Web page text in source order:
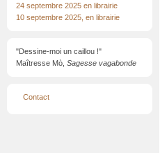
24 septembre 2025 en librairie
10 septembre 2025, en librairie
"Dessine-moi un caillou !"
Maîtresse Mò, Sagesse vagabonde
Menu
Contact